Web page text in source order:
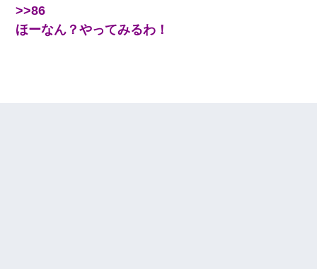
>>86
ほーなん？やってみるわ！